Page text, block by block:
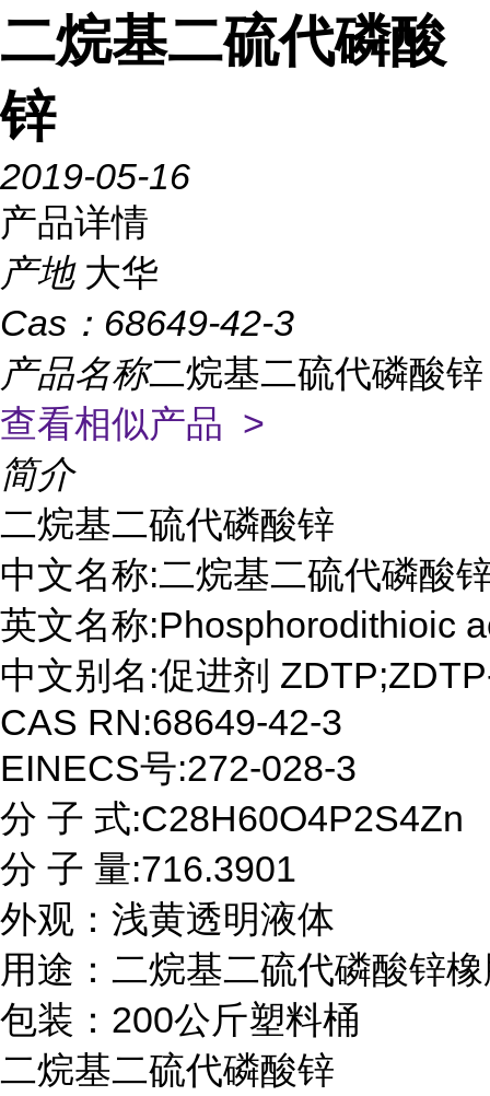
二烷基二硫代磷酸
锌
2019-05-16
产品详情
产地 大华
Cas： 68649-42-3
产品名称二烷基二硫代磷酸锌
查看相似产品 >
简介
二烷基二硫代磷酸锌
中文名称:二烷基二硫代磷酸
英文名称:Phosphorodithioic
中文别名:促进剂
CAS RN:68649-42-3
EINECS号:272-028-3
分 子 式:C28H60O4P2S4Zn
分 子 量:716.3901
外观：浅黄透明液体
用途：二烷基二硫代磷酸锌
包装：200公斤塑料桶
二烷基二硫代磷酸锌